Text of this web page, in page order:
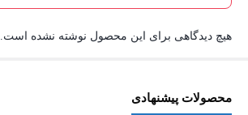
هیچ دیدگاهی برای این محصول نوشته نشده است.
محصولات پیشنهادی